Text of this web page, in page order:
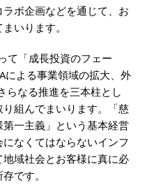
ボ企画などを通じて、お
いります。
て「成長投資のフェー
による事業領域の拡大、外
らなる推進を三本柱とし
組んでまいります。「慈
一主義」という基本経営
なくてはならないインフ
域社会とお客様に真に必
です。